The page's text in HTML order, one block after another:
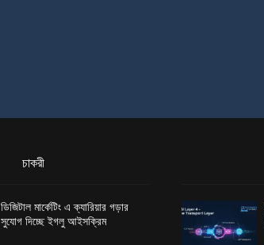
চাকরী
ডিজিটাল মার্কেটিং এ ক্যারিয়ার গড়ার
সুযোগ দিচ্ছে ইগলু আইসক্রিম